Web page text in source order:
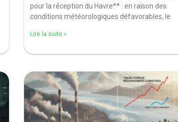
pour la réception du Havre** : en raison des
conditions météorologiques défavorables, le
Lire la suite »